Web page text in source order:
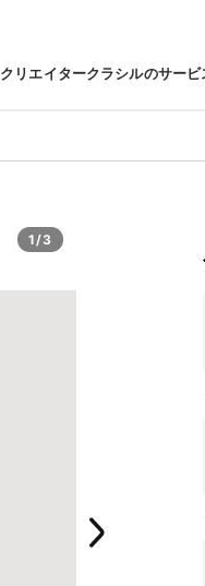
クリエイタークラシルのサービ
1/3